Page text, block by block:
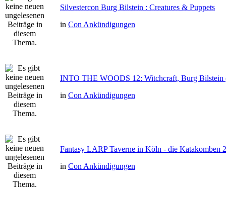
Silvestercon Burg Bilstein : Creatures & Puppets
in Con Ankündigungen
INTO THE WOODS 12: Witchcraft, Burg Bilstein
in Con Ankündigungen
Fantasy LARP Taverne in Köln - die Katakomben
in Con Ankündigungen